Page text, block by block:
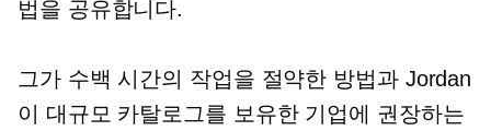
법을 공유합니다.
그가 수백 시간의 작업을 절약한 방법과 Jordan
이 대규모 카탈로그를 보유한 기업에 권장하는